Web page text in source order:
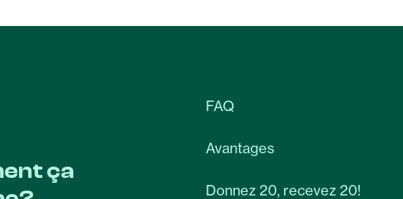
ça
FAQ
Avantages
Donnez 20, recevez 20!